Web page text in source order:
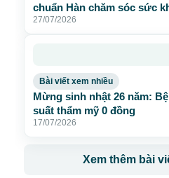
chuẩn Hàn chăm sóc sức
27/07/2026
Bài viết xem nhiều
Mừng sinh nhật 26 năm:
suất thẩm mỹ 0 đồng
17/07/2026
Xem thêm bài